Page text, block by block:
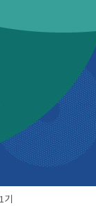
기